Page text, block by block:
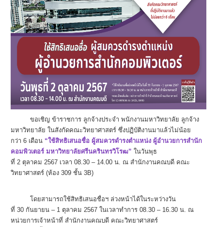
ขอเชิญ ข้าราชการ ลูกจ้างประจำ พนักงานมหาวิทยาลัย ลูกจ้าง
มหาวิทยาลัย ในสังกัดคณะวิทยาศาสตร์ ซึ่งปฏิบัติงานมาแล้วไม่น้อย
กว่า 6 เดือน “ใช้สิทธิเสนอชื่อ ผู้สมควรดำรงตำแหน่ง ผู้อำนวยการสำนัก
คอมพิวเตอร์ มหาวิทยาลัยศรีนครินทรวิโรฒ” ในวันพุธ
ที่ 2 ตุลาคม 2567 เวลา 08.30 – 14.00 น. ณ สำนักงานคณบดี คณะ
วิทยาศาสตร์ (ห้อง 309 ชั้น 3B)
โดยสามารถใช้สิทธิเสนอชื่อฯ ล่วงหน้าได้ในระหว่างวัน
ที่ 30 กันยายน – 1 ตุลาคม 2567 ในเวลาทำการ 08.30 – 16.30 น. ณ
หน่วยการเจ้าหน้าที่ สำนักงานคณบดี คณะวิทยาศาสตร์